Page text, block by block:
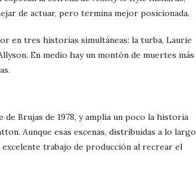
de actuar, pero termina mejor posicionada.
en tres historias simultáneas: la turba, Laurie
En medio hay un montón de muertes más
Brujas de 1978, y amplía un poco la historia
Aunque esas escenas, distribuidas a lo largo
excelente trabajo de producción al recrear el